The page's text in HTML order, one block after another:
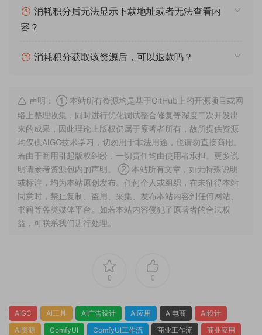
消耗积分后无法显示下载地址或者无法查看内
容？
消耗积分获取该资源后，可以退款吗？
声明： ① 本站所有资源均是基于GitHub上的开源项目或网
络上整理收集，同时进行优化调试整合修复等深度二次开发出
来的成果，因此理论上版权仍属于原著者所有，故所提供资源
均仅供AIGC技术学习，切勿用于非法用途，也请勿直接商用。
若由于商用引起版权纠纷，一切责任均由使用者承担。更多说
明请参考资源包内的声明。 ② 本站所有文章，如无特殊说明
或标注，均为本站原创发布。任何个人或组织，在未征得本站
同意时，禁止复制、盗用、采集、发布本站内容到任何网站、
书籍等各类媒体平台。如若本站内容侵犯了原著者的合法权
益，可联系我们进行处理。
0 0
AIGC AI工具 AI广告设计 AI应用 AI电商
AI设计
AI资源
ComfyUI ComfyUI工作流 商业工作流
商业应用